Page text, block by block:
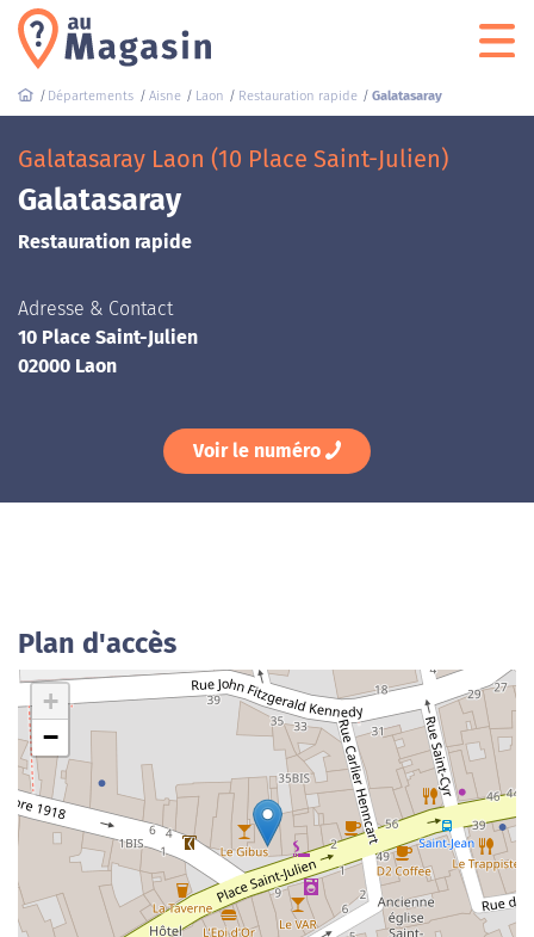
Départements Aisne Laon Restauration rapide Galatasaray
Galatasaray Laon (10 Place Saint-Julien)
Galatasaray
Restauration rapide
Adresse & Contact
10 Place Saint-Julien
02000 Laon
Voir le numéro
Plan d'accès
+
−